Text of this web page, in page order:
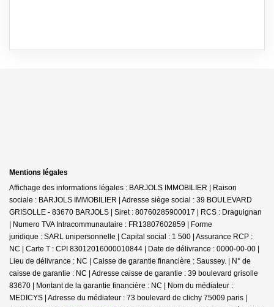
Mentions légales
Affichage des informations légales : BARJOLS IMMOBILIER | Raison
sociale : BARJOLS IMMOBILIER | Adresse siège social : 39 BOULEVARD
GRISOLLE - 83670 BARJOLS | Siret : 80760285900017 | RCS : Draguignan
| Numero TVA Intracommunautaire : FR13807602859 | Forme
juridique : SARL unipersonnelle | Capital social : 1 500 | Assurance RCP :
NC | Carte T : CPI 83012016000010844 | Date de délivrance : 0000-00-00 |
Lieu de délivrance : NC | Caisse de garantie financière : Saussey. | N° de
caisse de garantie : NC | Adresse caisse de garantie : 39 boulevard grisolle
83670 | Montant de la garantie financière : NC | Nom du médiateur :
MEDICYS | Adresse du médiateur : 73 boulevard de clichy 75009 paris |